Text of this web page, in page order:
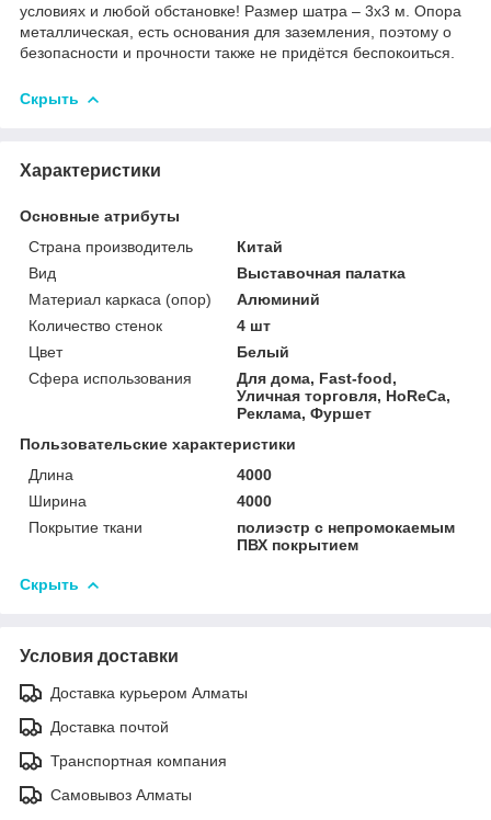
условиях и любой обстановке! Размер шатра – 3х3 м. Опора
металлическая, есть основания для заземления, поэтому о
безопасности и прочности также не придётся беспокоиться.
Скрыть
Характеристики
Основные атрибуты
Страна производитель
Китай
Вид
Выставочная палатка
Материал каркаса (опор)
Алюминий
Количество стенок
4 шт
Цвет
Белый
Сфера использования
Для дома, Fast-food,
Уличная торговля, HoReCa,
Реклама, Фуршет
Пользовательские характеристики
Длина
4000
Ширина
4000
Покрытие ткани
полиэстр с непромокаемым
ПВХ покрытием
Скрыть
Условия доставки
Доставка курьером Алматы
Доставка почтой
Транспортная компания
Самовывоз Алматы